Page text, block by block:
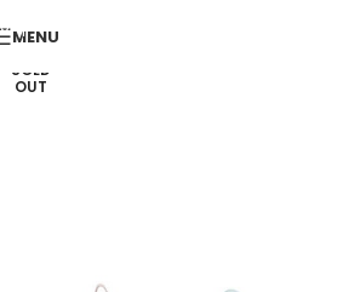
Skip to navigation
Skip to main content
MENU
SOLD
OUT